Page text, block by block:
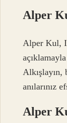
Alper
Alper Kul,
Alkışlayın,
anılarınız
Alper